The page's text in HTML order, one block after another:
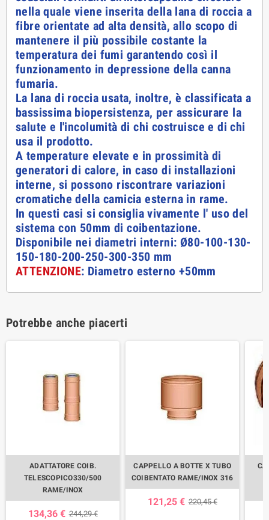
nella quale viene inserita della lana di roccia a
fibre orientate ad alta densità, allo scopo di
mantenere il più possibile costante la
temperatura dei fumi garantendo così il
funzionamento in depressione della canna
fumaria.
La lana di roccia usata, inoltre, è classificata a
bassissima biopersistenza, per assicurare la
salute e l'incolumità di chi costruisce e di chi
usa il prodotto.
A temperature elevate e in prossimità di
generatori di calore, in caso di installazioni
interne, si possono riscontrare variazioni
cromatiche della camicia esterna in rame.
In questi casi si consiglia vivamente l' uso del
sistema con 50mm di coibentazione.
Disponibile nei diametri interni: Ø80-100-130-
150-180-200-250-300-350 mm
ATTENZIONE: Diametro esterno +50mm
Potrebbe anche piacerti
ADATTATORE COIB.
TELESCOPICO330/500
RAME/INOX
134,36 € 244,29 €
CAPPELLO A BOTTE X TUBO
COIBENTATO RAME/INOX 316
121,25 € 220,45 €